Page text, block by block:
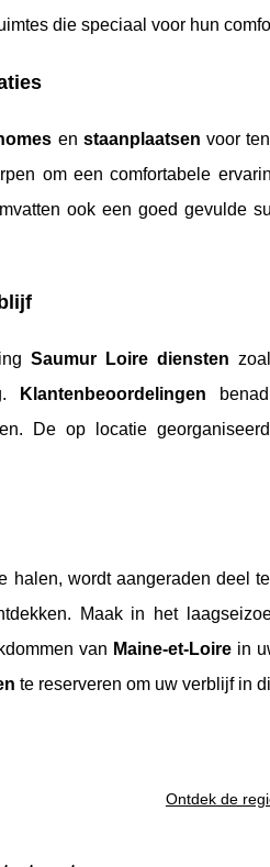
die speciaal voor hun
en staanplaatsen voor
om een comfortabele
ook een goed gevulde
Saumur Loire diensten
Klantenbeoordelingen
De op locatie
halen, wordt aangeraden deel
Maak in het
van Maine-et-Loire in
te reserveren om uw verblijf in
Ontdek de